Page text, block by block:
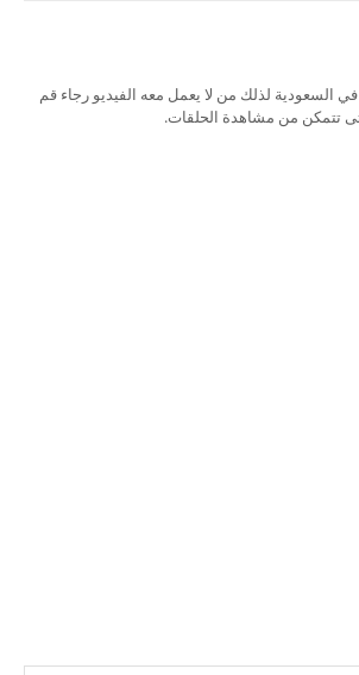
تم حظر سيرفر Ok.ru في السعودية لذلك من لا يعمل معه الفيديو رجاء قم